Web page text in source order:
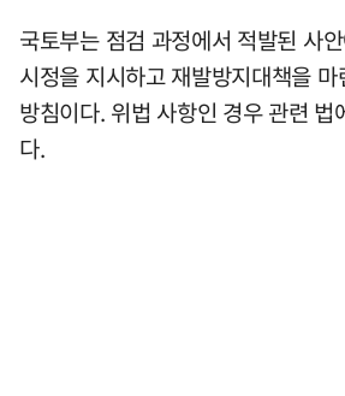
국토부는 점검 과정에서 적발된 사
시정을 지시하고 재발방지대책을
방침이다. 위법 사항인 경우 관련 법
다.